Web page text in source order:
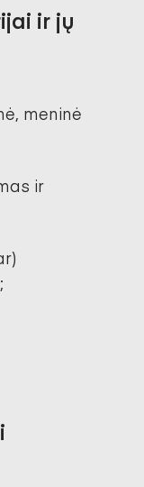
ir jų
meninė
ir